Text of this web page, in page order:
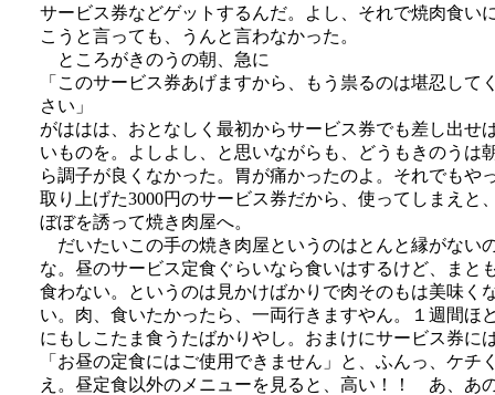
サービス券などゲットするんだ。よし、それで焼肉食い
こうと言っても、うんと言わなかった。
ところがきのうの朝、急に
「このサービス券あげますから、もう祟るのは堪忍して
さい」
がははは、おとなしく最初からサービス券でも差し出せ
いものを。よしよし、と思いながらも、どうもきのうは
ら調子が良くなかった。胃が痛かったのよ。それでもや
取り上げた3000円のサービス券だから、使ってしまえと
ぼぼを誘って焼き肉屋へ。
だいたいこの手の焼き肉屋というのはとんと縁がない
な。昼のサービス定食ぐらいなら食いはするけど、まと
食わない。というのは見かけばかりで肉そのもは美味く
い。肉、食いたかったら、一両行きますやん。１週間ほ
にもしこたま食うたばかりやし。おまけにサービス券に
「お昼の定食にはご使用できません」と、ふんっ、ケチ
え。昼定食以外のメニューを見ると、高い！！ あ、あ